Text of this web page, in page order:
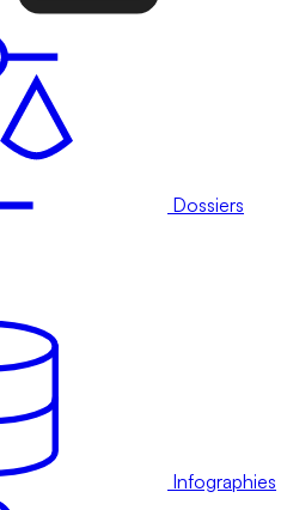
Dossiers
Infographies